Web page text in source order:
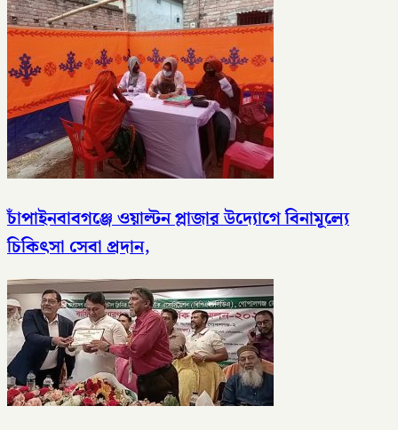
চাঁপাইনবাবগঞ্জে ওয়াল্টন প্লাজার উদ্যোগে বিনামূল্যে
চিকিৎসা সেবা প্রদান,